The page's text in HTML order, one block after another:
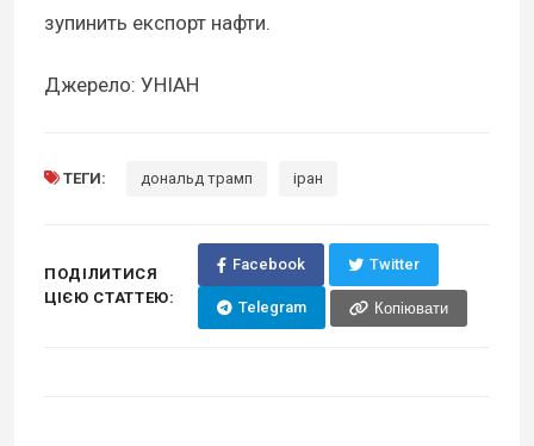
зупинить експорт нафти.
Джерело: УНІАН
ТЕГИ: дональд трамп іран
ПОДІЛИТИСЯ
ЦІЄЮ СТАТТЕЮ:
Facebook Twitter
Telegram Копіювати